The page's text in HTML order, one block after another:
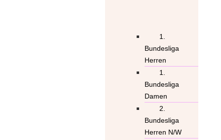
1.
Bundesliga
Herren
1.
Bundesliga
Damen
2.
Bundesliga
Herren N/W